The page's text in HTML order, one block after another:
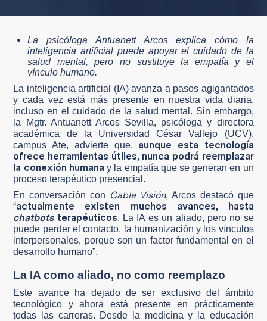
La psicóloga Antuanett Arcos explica cómo la
inteligencia artificial puede apoyar el cuidado de la
salud mental, pero no sustituye la empatía y el
vínculo humano.
La inteligencia artificial (IA) avanza a pasos agigantados
y cada vez está más presente en nuestra vida diaria,
incluso en el cuidado de la salud mental. Sin embargo,
la Mgtr. Antuanett Arcos Sevilla, psicóloga y directora
académica de la Universidad César Vallejo (UCV),
campus Ate, advierte que, aunque esta tecnología
ofrece herramientas útiles, nunca podrá reemplazar
la conexión humana y la empatía que se generan en un
proceso terapéutico presencial.
En conversación con Cable Visión, Arcos destacó que
“actualmente existen muchos avances, hasta
chatbotsterapéuticos. La IA es un aliado, pero no se
puede perder el contacto, la humanización y los vínculos
interpersonales, porque son un factor fundamental en el
desarrollo humano”.
La IA como aliado, no como reemplazo
Este avance ha dejado de ser exclusivo del ámbito
tecnológico y ahora está presente en prácticamente
todas las carreras. Desde la medicina y la educación